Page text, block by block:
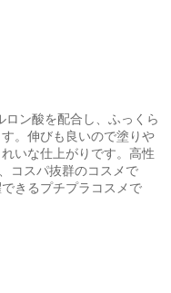
ロン酸を配合し、ふっくら
。伸びも良いので塗りや
いな仕上がりです。高性
コスパ抜群のコスメで
きるプチプラコスメで